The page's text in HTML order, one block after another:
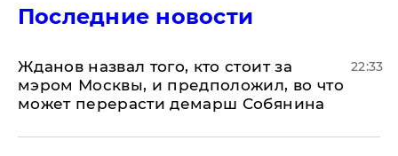
Последние новости
Жданов назвал того, кто стоит за
мэром Москвы, и предположил, во что
может перерасти демарш Собянина
22:33